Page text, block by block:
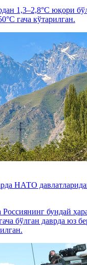
1,3–2,8°C юқори
гача кўтарилган.
НАТО
Россиянинг бундай
бўлган даврда юз